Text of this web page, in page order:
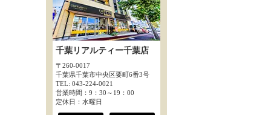
千葉リアルティー千葉店
〒260-0017
千葉県千葉市中央区要町6番3号
TEL: 043-224-0021
営業時間：9：30～19：00
定休日：水曜日